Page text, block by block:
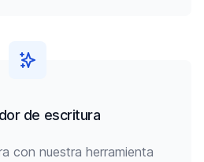
de escritura
con nuestra herramienta